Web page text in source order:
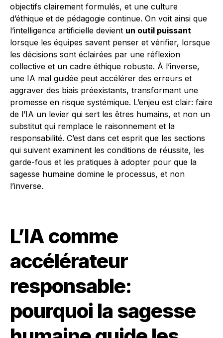
objectifs clairement formulés, et une culture
d’éthique et de pédagogie continue. On voit ainsi que
l’intelligence artificielle devient un outil puissant
lorsque les équipes savent penser et vérifier, lorsque
les décisions sont éclairées par une réflexion
collective et un cadre éthique robuste. À l’inverse,
une IA mal guidée peut accélérer des erreurs et
aggraver des biais préexistants, transformant une
promesse en risque systémique. L’enjeu est clair: faire
de l’IA un levier qui sert les êtres humains, et non un
substitut qui remplace le raisonnement et la
responsabilité. C’est dans cet esprit que les sections
qui suivent examinent les conditions de réussite, les
garde-fous et les pratiques à adopter pour que la
sagesse humaine domine le processus, et non
l’inverse.
L’IA comme
accélérateur
responsable:
pourquoi la sagesse